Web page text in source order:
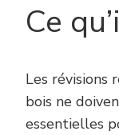
Ce
Les révisions
bois ne
essentielles